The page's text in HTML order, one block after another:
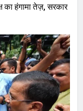
का हंगामा तेज़, सरकार